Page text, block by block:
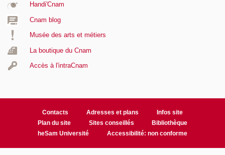
Handi'Cnam
Cnam blog
Musée des arts et métiers
La boutique du Cnam
Accès à l'intraCnam
Contacts Adresses et plans
Infos site
Plan du site
Sites conseillés
Bibliothèque
heSam Université
Accessibilité: non conforme